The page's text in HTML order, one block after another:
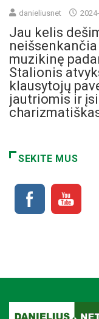
danieliusnet
Jau kelis
muzikinę
Stalionis
klausytojų
jautriomis ir
SEKITE MUS